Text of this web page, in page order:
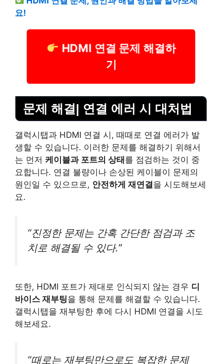
요!
HDMI 연결 문제 해결하
기
문제 해결| 연결 에러 시 대처법
갤럭시탭과 HDMI 연결 시, 때때로 연결 에러가 발
생할 수 있습니다. 이러한 문제를 해결하기 위해서
는 먼저 케이블과 포트의 상태를 점검하는 것이 중
요합니다. 연결 불량이나 손상된 케이블이 문제의
원인일 수 있으므로, 안전하게 재연결을 시도해보세
요.
“진정한 문제는 간혹 간단한 점검과 조
치로 해결될 수 있다.”
또한, HDMI 포트가 제대로 인식되지 않는 경우 디
바이스 재부팅을 통해 문제를 해결할 수 있습니다.
갤럭시탭을 재부팅한 후에 다시 HDMI 연결을 시도
해보세요.
“때로는 재부팅만으로도 복잡한 문제